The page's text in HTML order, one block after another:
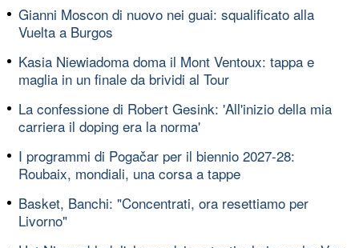
Gianni Moscon di nuovo nei guai: squalificato alla
Vuelta a Burgos
Kasia Niewiadoma doma il Mont Ventoux: tappa e
maglia in un finale da brividi al Tour
La confessione di Robert Gesink: 'All'inizio della mia
carriera il doping era la norma'
I programmi di Pogačar per il biennio 2027-28:
Roubaix, mondiali, una corsa a tappe
Basket, Banchi: "Concentrati, ora resettiamo per
Livorno"